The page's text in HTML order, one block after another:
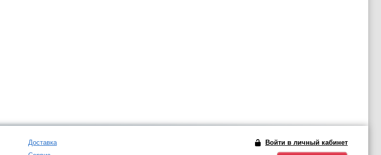
Войти в личный кабинет
Доставка